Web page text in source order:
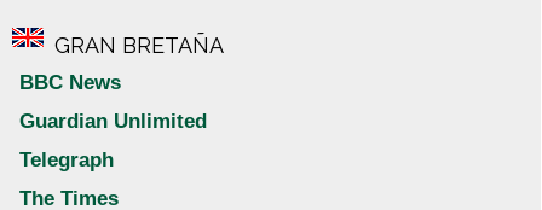
GRAN BRETAÑA
BBC News
Guardian Unlimited
Telegraph
The Times